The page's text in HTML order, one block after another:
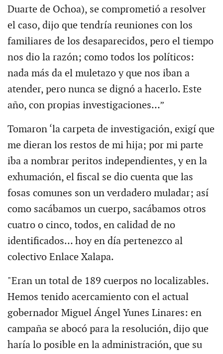
Duarte de Ochoa), se comprometió a resolver
el caso, dijo que tendría reuniones con los
familiares de los desaparecidos, pero el tiempo
nos dio la razón; como todos los políticos:
nada más da el muletazo y que nos iban a
atender, pero nunca se dignó a hacerlo. Este
año, con propias investigaciones…”
Tomaron ‘la carpeta de investigación, exigí que
me dieran los restos de mi hija; por mi parte
iba a nombrar peritos independientes, y en la
exhumación, el fiscal se dio cuenta que las
fosas comunes son un verdadero muladar; así
como sacábamos un cuerpo, sacábamos otros
cuatro o cinco, todos, en calidad de no
identificados… hoy en día pertenezco al
colectivo Enlace Xalapa.
"Eran un total de 189 cuerpos no localizables.
Hemos tenido acercamiento con el actual
gobernador Miguel Ángel Yunes Linares: en
campaña se abocó para la resolución, dijo que
haría lo posible en la administración, que su